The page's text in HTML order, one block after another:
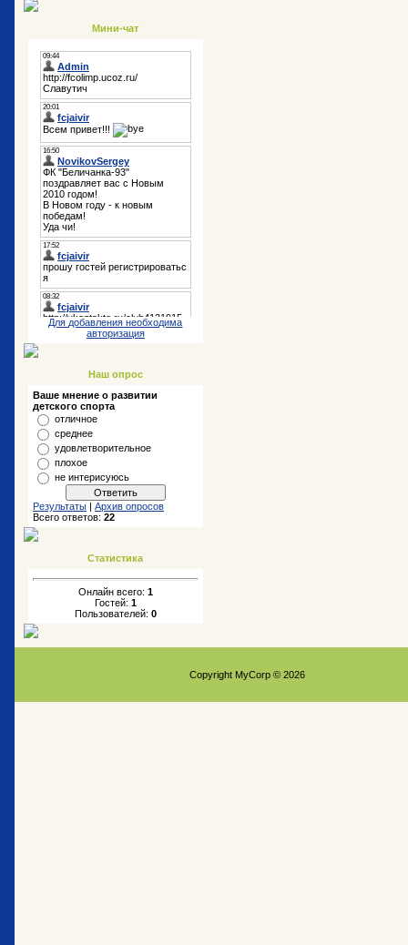
Мини-чат
Для добавления необходима
авторизация
Наш опрос
Ваше мнение о развитии
детского спорта
отличное
среднее
удовлетворительное
плохое
не интерисуюсь
Результаты | Архив опросов
Всего ответов: 22
Статистика
Онлайн всего: 1
Гостей: 1
Пользователей: 0
Copyright MyCorp © 2026